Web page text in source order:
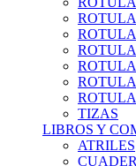
TIZAS
LIBROS Y
ATRILES